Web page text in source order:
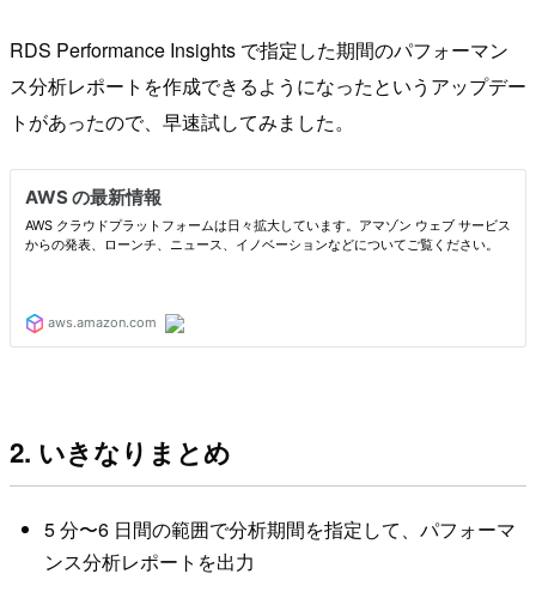
RDS Performance Insights で指定した期間のパフォーマン
ス分析レポートを作成できるようになったというアップデー
トがあったので、早速試してみました。
2. いきなりまとめ
5 分〜6 日間の範囲で分析期間を指定して、パフォーマ
ンス分析レポートを出力